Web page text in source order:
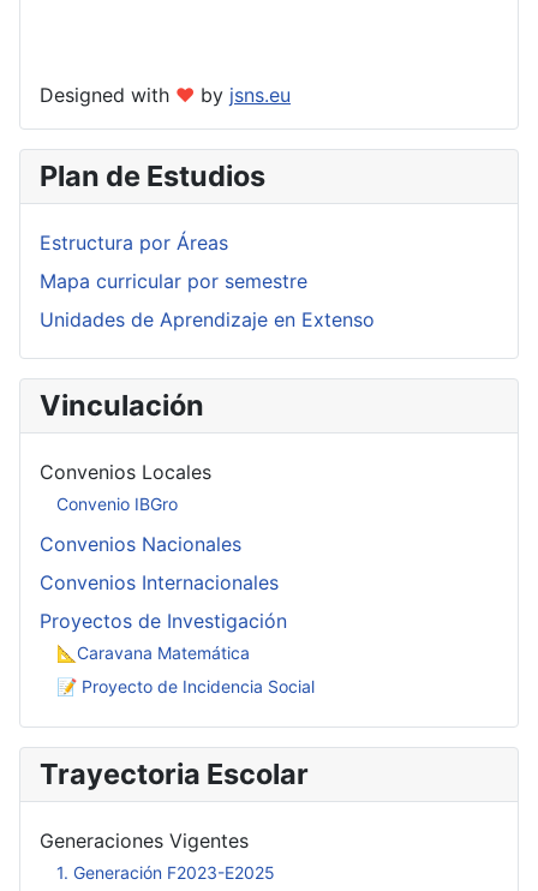
Designed with ❤ by jsns.eu
Plan de Estudios
Estructura por Áreas
Mapa curricular por semestre
Unidades de Aprendizaje en Extenso
Vinculación
Convenios Locales
Convenio IBGro
Convenios Nacionales
Convenios Internacionales
Proyectos de Investigación
📐Caravana Matemática
📝 Proyecto de Incidencia Social
Trayectoria Escolar
Generaciones Vigentes
1. Generación F2023-E2025